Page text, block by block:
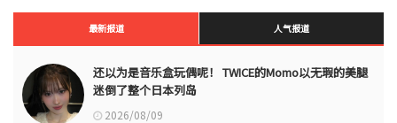
最新报道 人气报道
还以为是音乐盒玩偶呢！ TWICE的Momo以无瑕的美腿
迷倒了整个日本列岛
2026/08/09